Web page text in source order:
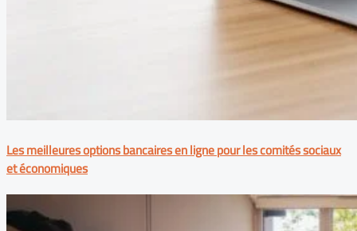
Les meilleures options bancaires en ligne pour les comités sociaux
et économiques